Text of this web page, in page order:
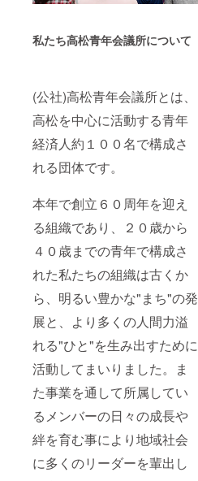
私たち高松青年会議所について
(公社)高松青年会議所とは、
高松を中心に活動する青年
経済人約１００名で構成さ
れる団体です。
本年で創立６０周年を迎え
る組織であり、２０歳から
４０歳までの青年で構成さ
れた私たちの組織は古くか
ら、明るい豊かな"まち"の発
展と、より多くの人間力溢
れる"ひと"を生み出すために
活動してまいりました。ま
た事業を通して所属してい
るメンバーの日々の成長や
絆を育む事により地域社会
に多くのリーダーを輩出し